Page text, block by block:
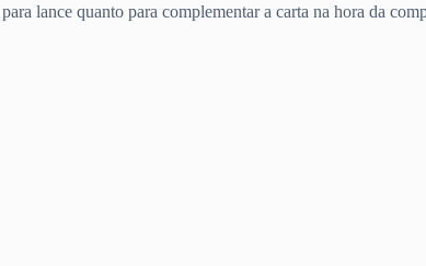
lance quanto para complementar a carta na hora da